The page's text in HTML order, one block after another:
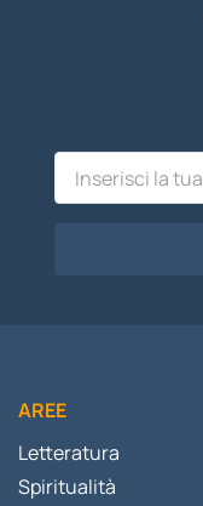
AREE
Letteratura
Spiritualità